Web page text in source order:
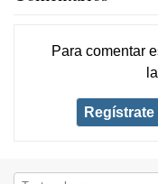
Para comentar